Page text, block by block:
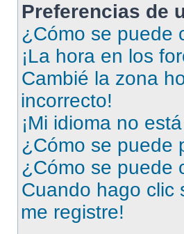
Preferencias de
¿Cómo se puede
¡La hora en los
Cambié la zona
incorrecto!
¡Mi idioma no
¿Cómo se puede
¿Cómo se puede
Cuando hago clic
me registre!